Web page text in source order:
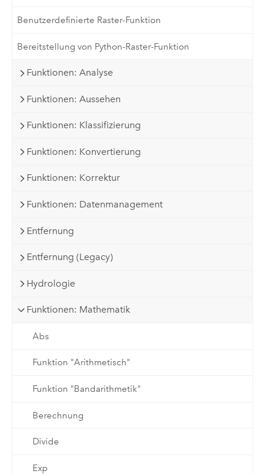
Benutzerdefinierte Raster-Funktion
Bereitstellung von Python-Raster-Funktion
Funktionen: Analyse
Funktionen: Aussehen
Funktionen: Klassifizierung
Funktionen: Konvertierung
Funktionen: Korrektur
Funktionen: Datenmanagement
Entfernung
Entfernung (Legacy)
Hydrologie
Funktionen: Mathematik
Abs
Funktion "Arithmetisch"
Funktion "Bandarithmetik"
Berechnung
Divide
Exp